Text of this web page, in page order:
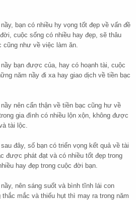
bạn có nhiều hy vọng tốt đẹp về vấn đề
cuộc sống có nhiều hay đẹp, sẽ thâu
như về việc làm ăn.
bạn được của, hay có hoạnh tài, cuộc
năm nầy đi xa hay giao dịch về tiền bạc
nên cẩn thận về tiền bạc cũng hư về
gia đình có nhiều lộn xộn, không được
tài lộc.
đây, số bạn có triển vọng kết quả về tài
được phát đạt và có nhiều tốt đẹp trong
hay đẹp trong cuộc đời bạn.
nên sáng suốt và bình tĩnh lái con
mắc và thiếu hụt thì may ra trong năm